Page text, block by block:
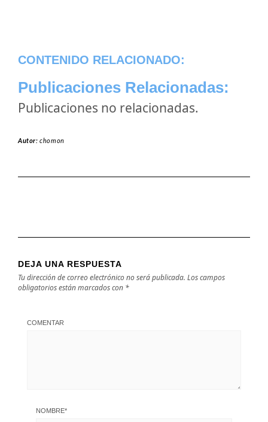
CONTENIDO RELACIONADO:
Publicaciones Relacionadas:
Publicaciones no relacionadas.
Autor:chomon
DEJA UNA RESPUESTA
Tu dirección de correo electrónico no será publicada. Los campos
obligatorios están marcados con *
COMENTAR
NOMBRE*